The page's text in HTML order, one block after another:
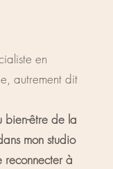
en
autrement dit
bien-être de la
mon studio
reconnecter à